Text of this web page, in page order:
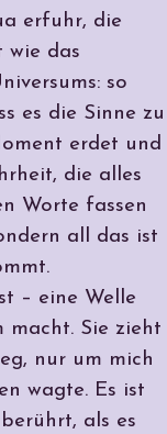
erfuhr, die
wie das
so
es die Sinne zu
erdet und
die alles
Worte fassen
all das ist
– eine Welle
macht. Sie zieht
nur um mich
wagte. Es ist
als es